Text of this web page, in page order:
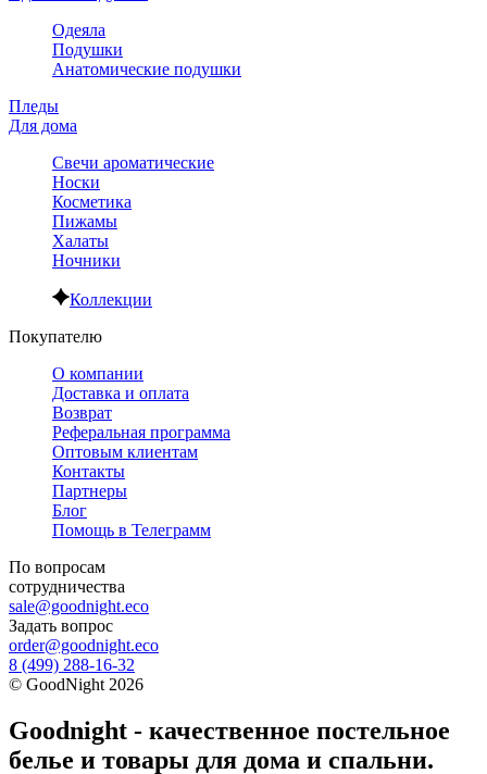
Одеяла
Подушки
Анатомические подушки
Пледы
Для дома
Свечи ароматические
Носки
Косметика
Пижамы
Халаты
Ночники
Коллекции
Покупателю
О компании
Доставка и оплата
Возврат
Реферальная программа
Оптовым клиентам
Контакты
Партнеры
Блог
Помощь в Телеграмм
По вопросам
сотрудничества
sale@goodnight.eco
Задать вопрос
order@goodnight.eco
8 (499) 288-16-32
© GoodNight 2026
Goodnight - качественное постельное
белье и товары для дома и спальни.